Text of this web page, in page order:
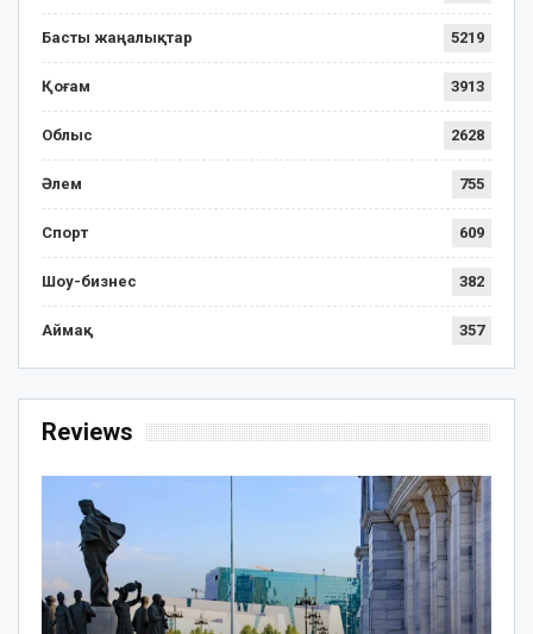
Басты жаңалықтар 5219
Қоғам 3913
Облыс 2628
Әлем 755
Спорт 609
Шоу-бизнес 382
Аймақ 357
Reviews